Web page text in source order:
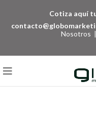
Cotiza aquí
Nosotros |